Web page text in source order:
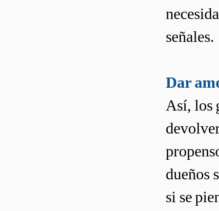
señales.
Dar
Así, los
dueños
si se